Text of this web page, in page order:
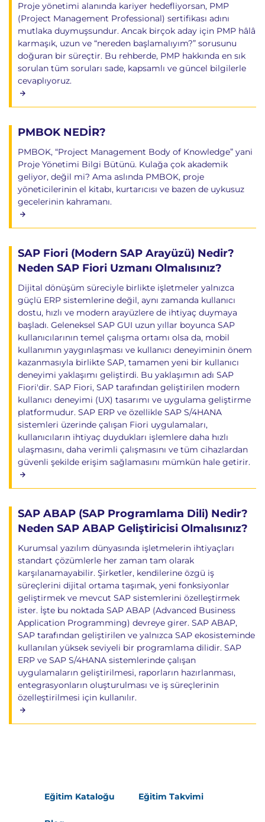
Proje yönetimi alanında kariyer hedefliyorsan, PMP
(Project Management Professional) sertifikası adını
mutlaka duymuşsundur. Ancak birçok aday için PMP hâlâ
karmaşık, uzun ve “nereden başlamalıyım?” sorusunu
doğuran bir süreçtir. Bu rehberde, PMP hakkında en sık
sorulan tüm soruları sade, kapsamlı ve güncel bilgilerle
cevaplıyoruz.
PMBOK NEDİR?
PMBOK, “Project Management Body of Knowledge” yani
Proje Yönetimi Bilgi Bütünü. Kulağa çok akademik
geliyor, değil mi? Ama aslında PMBOK, proje
yöneticilerinin el kitabı, kurtarıcısı ve bazen de uykusuz
gecelerinin kahramanı.
SAP Fiori (Modern SAP Arayüzü) Nedir?
Neden SAP Fiori Uzmanı Olmalısınız?
Dijital dönüşüm süreciyle birlikte işletmeler yalnızca
güçlü ERP sistemlerine değil, aynı zamanda kullanıcı
dostu, hızlı ve modern arayüzlere de ihtiyaç duymaya
başladı. Geleneksel SAP GUI uzun yıllar boyunca SAP
kullanıcılarının temel çalışma ortamı olsa da, mobil
kullanımın yaygınlaşması ve kullanıcı deneyiminin önem
kazanmasıyla birlikte SAP, tamamen yeni bir kullanıcı
deneyimi yaklaşımı geliştirdi. Bu yaklaşımın adı SAP
Fiori'dir. SAP Fiori, SAP tarafından geliştirilen modern
kullanıcı deneyimi (UX) tasarımı ve uygulama geliştirme
platformudur. SAP ERP ve özellikle SAP S/4HANA
sistemleri üzerinde çalışan Fiori uygulamaları,
kullanıcıların ihtiyaç duydukları işlemlere daha hızlı
ulaşmasını, daha verimli çalışmasını ve tüm cihazlardan
güvenli şekilde erişim sağlamasını mümkün hale getirir.
SAP ABAP (SAP Programlama Dili) Nedir?
Neden SAP ABAP Geliştiricisi Olmalısınız?
Kurumsal yazılım dünyasında işletmelerin ihtiyaçları
standart çözümlerle her zaman tam olarak
karşılanamayabilir. Şirketler, kendilerine özgü iş
süreçlerini dijital ortama taşımak, yeni fonksiyonlar
geliştirmek ve mevcut SAP sistemlerini özelleştirmek
ister. İşte bu noktada SAP ABAP (Advanced Business
Application Programming) devreye girer. SAP ABAP,
SAP tarafından geliştirilen ve yalnızca SAP ekosisteminde
kullanılan yüksek seviyeli bir programlama dilidir. SAP
ERP ve SAP S/4HANA sistemlerinde çalışan
uygulamaların geliştirilmesi, raporların hazırlanması,
entegrasyonların oluşturulması ve iş süreçlerinin
özelleştirilmesi için kullanılır.
Eğitim Kataloğu Eğitim Takvimi